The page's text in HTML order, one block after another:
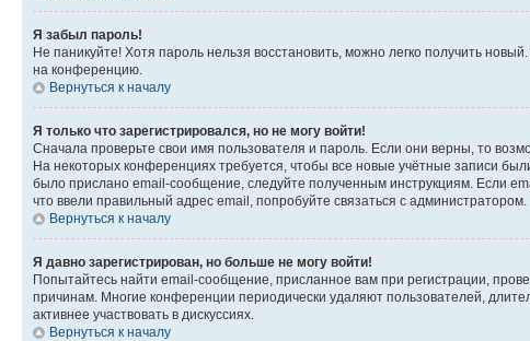
Я забыл пароль!
Не паникуйте! Хотя пароль нельзя восстановить, можно легко получить
на конференцию.
Вернуться к началу
Я только что зарегистрировался, но не могу войти!
Сначала проверьте свои имя пользователя и пароль. Если они верны, то
На некоторых конференциях требуется, чтобы все новые учётные записи
было прислано email-сообщение, следуйте полученным инструкциям. Если
что ввели правильный адрес email, попробуйте связаться с администратором.
Вернуться к началу
Я давно зарегистрирован, но больше не могу войти!
Попытайтесь найти email-сообщение, присланное вам при регистрации,
причинам. Многие конференции периодически удаляют пользователей,
активнее участвовать в дискуссиях.
Вернуться к началу